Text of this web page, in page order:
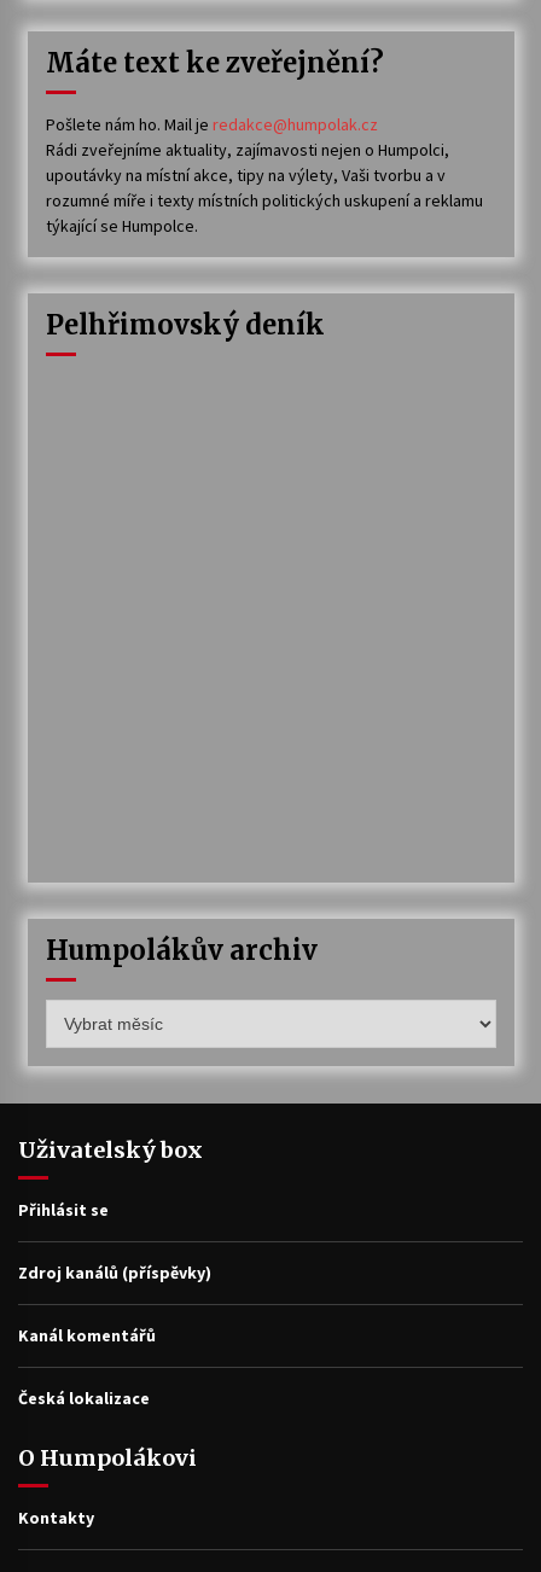
Máte text ke zveřejnění?
Pošlete nám ho. Mail je redakce@humpolak.cz
Rádi zveřejníme aktuality, zajímavosti nejen o Humpolci,
upoutávky na místní akce, tipy na výlety, Vaši tvorbu a v
rozumné míře i texty místních politických uskupení a reklamu
týkající se Humpolce.
Pelhřimovský deník
Humpolákův archiv
archiv
Uživatelský box
Přihlásit se
Zdroj kanálů (příspěvky)
Kanál komentářů
Česká lokalizace
O Humpolákovi
Kontakty